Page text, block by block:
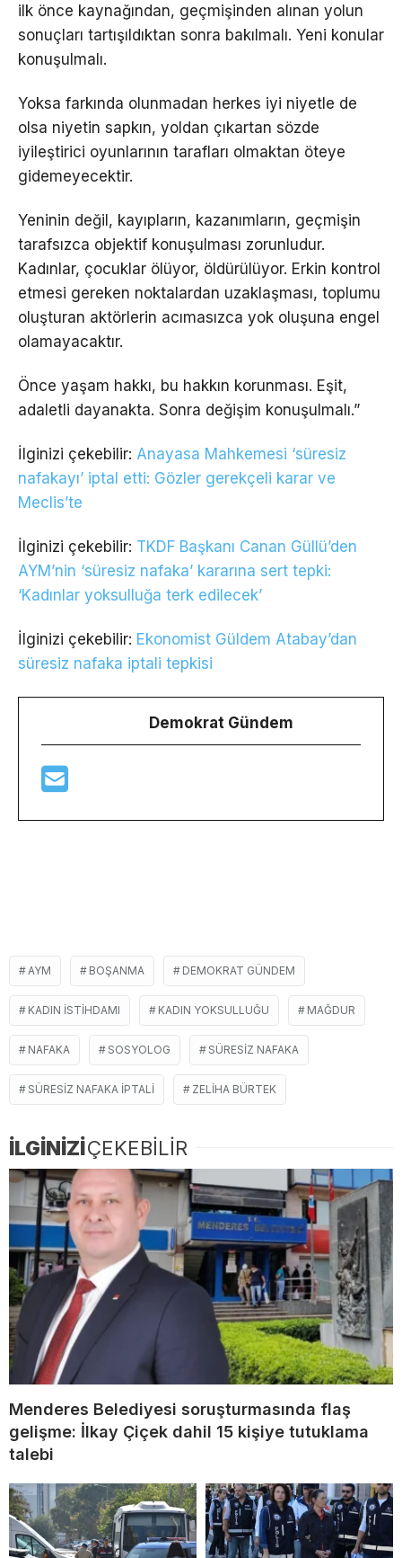
ilk önce kaynağından, geçmişinden alınan yolun
sonuçları tartışıldıktan sonra bakılmalı. Yeni konular
konuşulmalı.
Yoksa farkında olunmadan herkes iyi niyetle de
olsa niyetin sapkın, yoldan çıkartan sözde
iyileştirici oyunlarının tarafları olmaktan öteye
gidemeyecektir.
Yeninin değil, kayıpların, kazanımların, geçmişin
tarafsızca objektif konuşulması zorunludur.
Kadınlar, çocuklar ölüyor, öldürülüyor. Erkin kontrol
etmesi gereken noktalardan uzaklaşması, toplumu
oluşturan aktörlerin acımasızca yok oluşuna engel
olamayacaktır.
Önce yaşam hakkı, bu hakkın korunması. Eşit,
adaletli dayanakta. Sonra değişim konuşulmalı.”
İlginizi çekebilir: Anayasa Mahkemesi ‘süresiz
nafakayı’ iptal etti: Gözler gerekçeli karar ve
Meclis’te
İlginizi çekebilir: TKDF Başkanı Canan Güllü’den
AYM’nin ‘süresiz nafaka’ kararına sert tepki:
‘Kadınlar yoksulluğa terk edilecek’
İlginizi çekebilir: Ekonomist Güldem Atabay’dan
süresiz nafaka iptali tepkisi
Demokrat Gündem
AYM BOŞANMA DEMOKRAT GÜNDEM
KADIN ISTIHDAMI KADIN YOKSULLUĞU MAĞDUR
NAFAKA SOSYOLOG SÜRESIZ NAFAKA
SÜRESIZ NAFAKA IPTALI ZELIHA BÜRTEK
İLGİNİZİÇEKEBİLİR
Menderes Belediyesi soruşturmasında flaş
gelişme: İlkay Çiçek dahil 15 kişiye tutuklama
talebi